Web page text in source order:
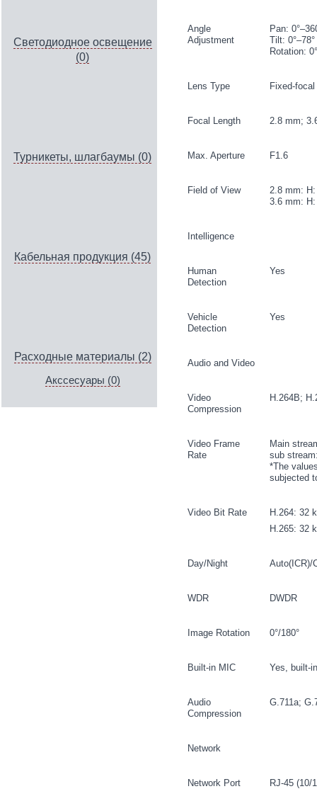
Светодиодное освещение
(0)
Турникеты, шлагбаумы (0)
Кабельная продукция (45)
Расходные материалы (2)
Акссесуары (0)
Angle
Adjustment
Pan:
Tilt: 0°–78°
Rotation:
Lens Type Fixed-focal
Focal Length 2.8 mm;
Max. Aperture F1.6
Field of View
2.8 mm: H:
3.6 mm: H:
Intelligence
Human
Detection
Yes
Vehicle
Detection
Yes
Audio and Video
Video
Compression
H.264B;
Video Frame
Rate
Main
sub
*The
subjected
Video Bit Rate
H.264: 32
H.265: 32
Day/Night Auto(ICR)/
WDR DWDR
Image Rotation 0°/180°
Built-in MIC Yes, built-
Audio
Compression
G.711a;
Network
Network Port RJ-45 (10/